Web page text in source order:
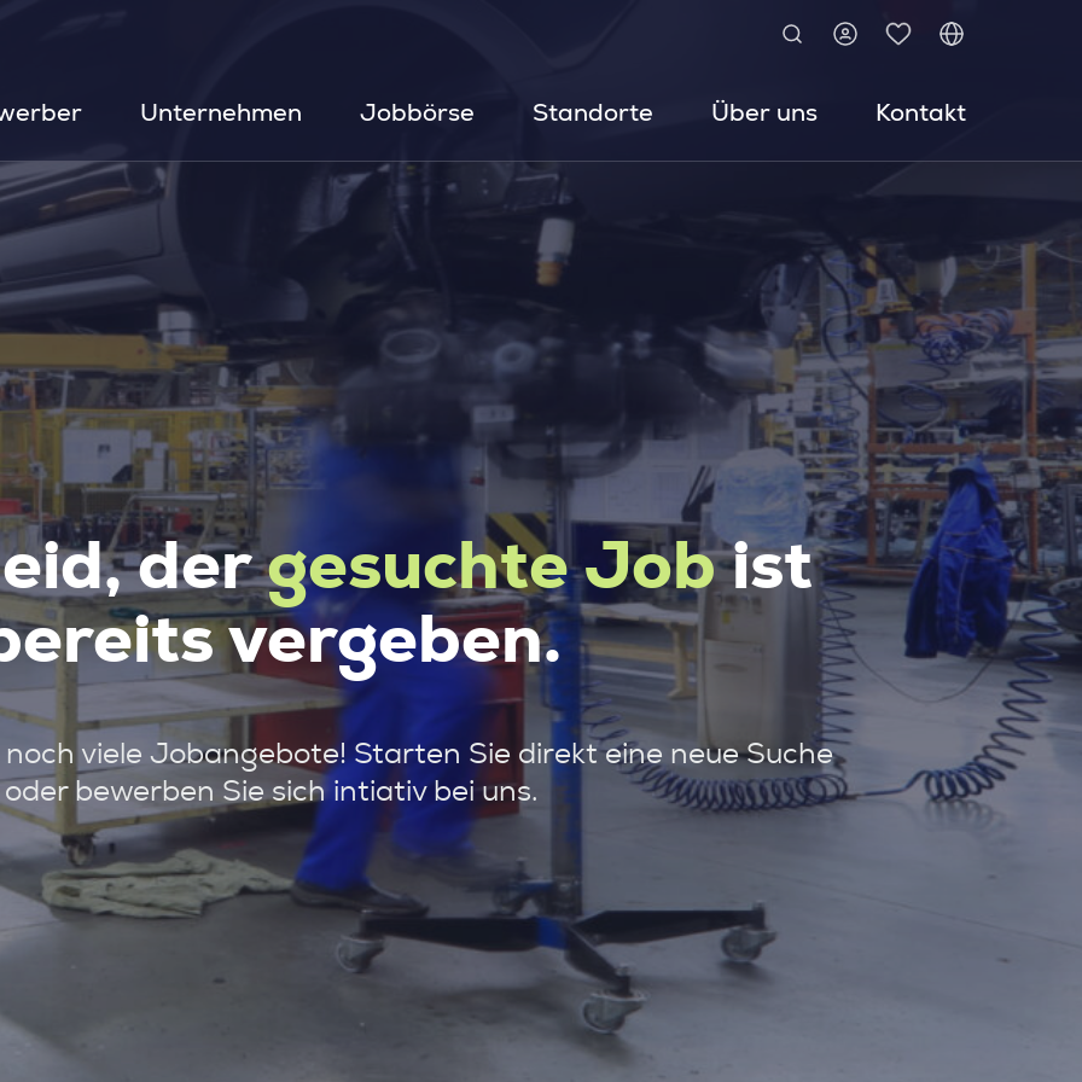
Unternehmen Jobbörse Standorte Über uns Kontakt
dergesuchte Jobist
vergeben.
viele Jobangebote! Starten Sie direkt eine neue Suche
oder bewerben Sie sich intiativ bei uns.